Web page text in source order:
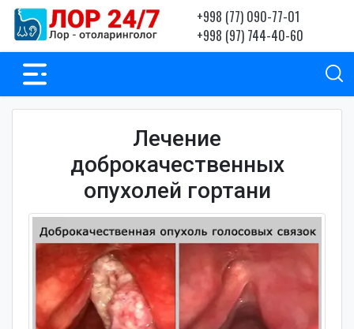
+998 (77) 090-77-01
+998 (97) 744-40-60
Лечение
доброкачественных
опухолей гортани